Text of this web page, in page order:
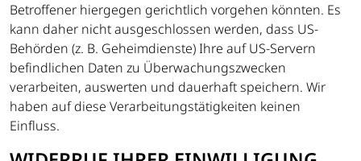
Betroffener hiergegen gerichtlich vorgehen könnten. Es
kann daher nicht ausgeschlossen werden, dass US-
Behörden (z. B. Geheimdienste) Ihre auf US-Servern
befindlichen Daten zu Überwachungszwecken
verarbeiten, auswerten und dauerhaft speichern. Wir
haben auf diese Verarbeitungstätigkeiten keinen
Einfluss.